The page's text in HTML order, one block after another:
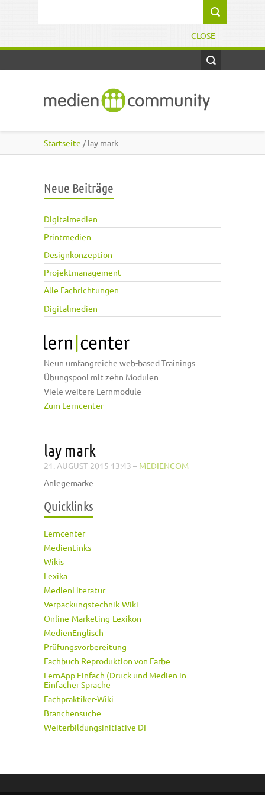
CLOSE
Startseite / lay mark
Neue Beiträge
Digitalmedien
Printmedien
Designkonzeption
Projektmanagement
Alle Fachrichtungen
Digitalmedien
Neun umfangreiche web-based Trainings
Übungspool mit zehn Modulen
Viele weitere Lernmodule
Zum Lerncenter
lay mark
21. AUGUST 2015 13:43 – MEDIENCOM
Anlegemarke
Quicklinks
Lerncenter
MedienLinks
Wikis
Lexika
MedienLiteratur
Verpackungstechnik-Wiki
Online-Marketing-Lexikon
MedienEnglisch
Prüfungsvorbereitung
Fachbuch Reproduktion von Farbe
LernApp Einfach (Druck und Medien in
Einfacher Sprache
Fachpraktiker-Wiki
Branchensuche
Weiterbildungsinitiative DI